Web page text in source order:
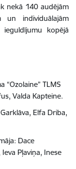
nekā 140 audējām
un individuālajām
kopējā
“Ozolaine” TLMS
Valda Kapteine.
Elfa Driba,
Dace
Pļaviņa, Inese